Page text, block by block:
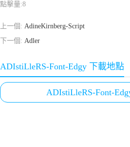
點擊量:8
上一個: AdineKirnberg-Script
下一個: Adler
ADIstiLleRS-Font-Edgy 下載地點
ADIstiLleRS-Font-